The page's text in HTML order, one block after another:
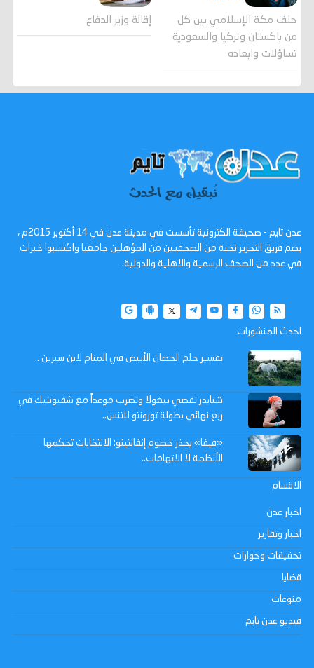
حلف مكة الإسلامي بين كل
من باكستان وتركيا والسعودية
تساؤلات وابعاده
إقالة وزير الدفاع
عدن تايم - صحيفة الكترونية تأسست في مدينة عدن في 14 أكتوبر 2015م ،
يضم فريق التحرير نخبة من الصحفيين من المؤهلين جامعيا واكتسبوا خبرات
في عدد من الصحف الرسمية والاهلية والدولية.
احدث المنشورات
تفسير حلم الحصان الأبيض في المنام لابن سيرين ..
شنايدر تقصي بيغولا وتضرب موعداً مع شفيونتيك في
ربع نهائي بطولة تورونتو للتنس..
«فيفا» يحذر خصوم إنفانتينو: الانتخابات تحكمها
الأنظمة لا الاتهامات..
الاقسام
اخبار عدن
اخبار وتقارير
تحقيقات وحوارات
قضايا
منوعات
فيديو عدن تايم